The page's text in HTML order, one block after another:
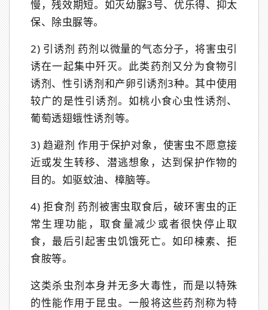
慢，残效期短。如灭幼脲3号、优乐得、抑太
保、除虫脲等。
2) 引诱剂 药剂以微量的气态分子，将害虫引
诱在一起集中歼灭。此类药剂又分为食物引
诱剂、性引诱剂和产卵引诱剂3种。其中使用
较广的是性引诱剂。如桃小食心虫性诱剂、
葡萄透翅蛾性诱剂等。
3) 趋避剂 作用于保护对象，使害虫不愿意接
近或发生转移、潜逃想象，达到保护作物的
目的。如驱蚊油、樟脑等。
4) 拒食剂 药剂被害虫取食后，破环害虫的正
常生理功能，取食量减少或者很快停止取
食，最后引起害虫饥饿死亡。如印楝素、拒
食胺等。
这类杀虫剂本身并无多大毒性，而是以特殊
的性能作用于昆虫。一般将这些药剂称为特